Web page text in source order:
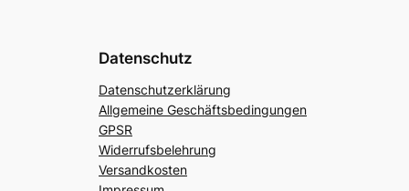
Datenschutz
Datenschutzerklärung
Allgemeine Geschäftsbedingungen
GPSR
Widerrufsbelehrung
Versandkosten